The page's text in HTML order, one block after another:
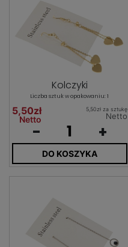
Kolczyki
Liczba sztuk w opakowaniu: 1
5,50zł
Netto
5,50zł za sztukę
Netto
- +
DO KOSZYKA